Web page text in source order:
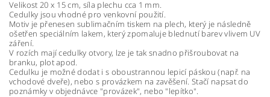
Velikost 20 x 15 cm, síla plechu cca 1 mm.
Cedulky jsou vhodné pro venkovní použití.
Motiv je přenesen sublimačním tiskem na plech, který je následně
ošetřen speciálním lakem, který zpomaluje blednutí barev vlivem UV
záření.
V rozích mají cedulky otvory, lze je tak snadno přišroubovat na
branku, plot apod.
Cedulku je možné dodat i s oboustrannou lepicí páskou (např. na
vchodové dveře), nebo s provázkem na zavěšení. Stačí napsat do
poznámky v objednávce "provázek", nebo "lepítko".